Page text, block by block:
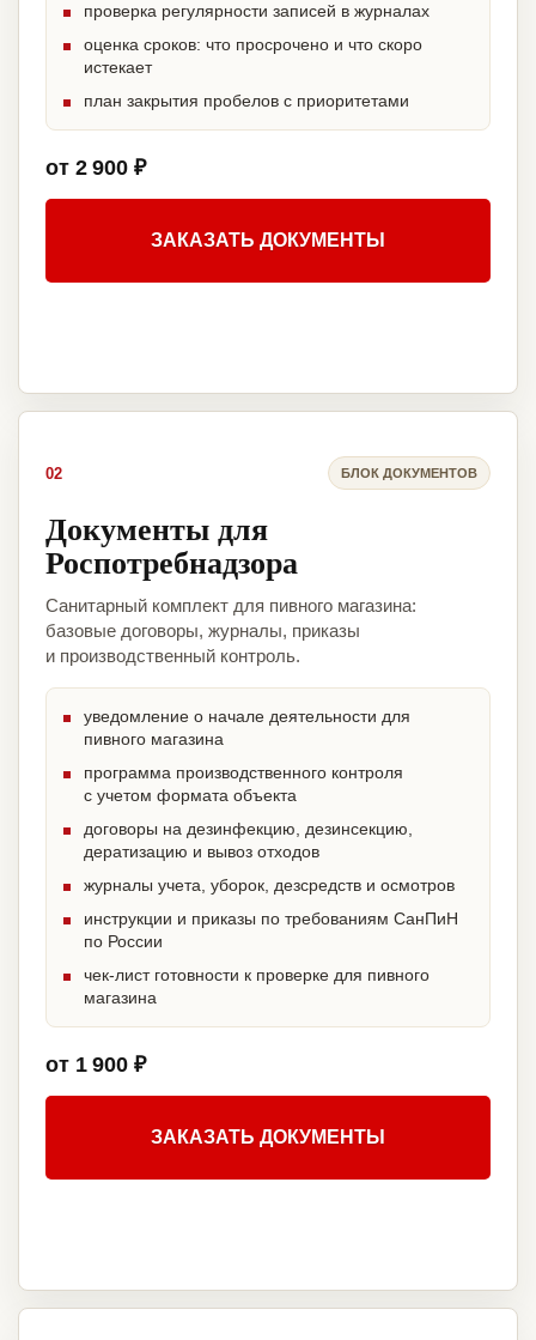
проверка регулярности записей в журналах
оценка сроков: что просрочено и что скоро
истекает
план закрытия пробелов с приоритетами
от 2 900 ₽
ЗАКАЗАТЬ ДОКУМЕНТЫ
02 БЛОК ДОКУМЕНТОВ
Документы для
Роспотребнадзора
Санитарный комплект для пивного магазина:
базовые договоры, журналы, приказы
и производственный контроль.
уведомление о начале деятельности для
пивного магазина
программа производственного контроля
с учетом формата объекта
договоры на дезинфекцию, дезинсекцию,
дератизацию и вывоз отходов
журналы учета, уборок, дезсредств и осмотров
инструкции и приказы по требованиям СанПиН
по России
чек-лист готовности к проверке для пивного
магазина
от 1 900 ₽
ЗАКАЗАТЬ ДОКУМЕНТЫ